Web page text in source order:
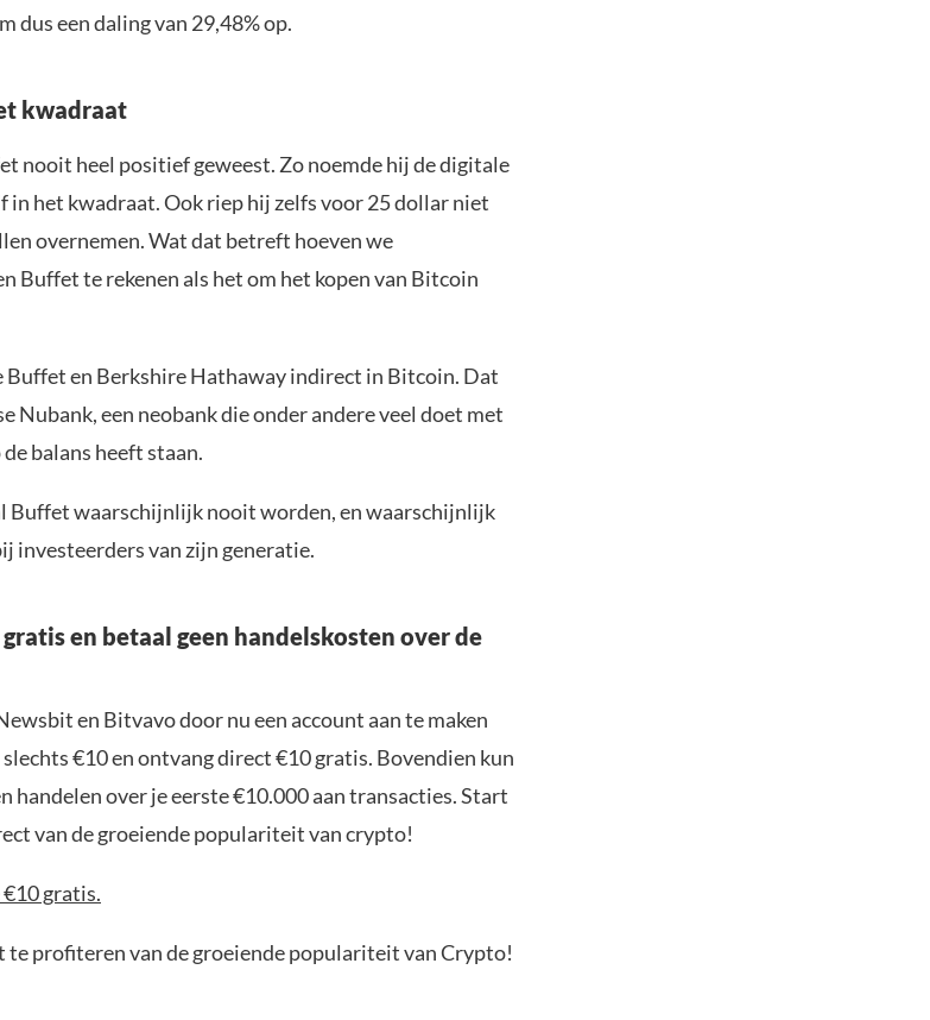
dus een daling van 29,48% op.
kwadraat
nooit heel positief geweest. Zo noemde hij de digitale
in het kwadraat. Ook riep hij zelfs voor 25 dollar niet
overnemen. Wat dat betreft hoeven we
Buffet te rekenen als het om het kopen van Bitcoin
Buffet en Berkshire Hathaway indirect in Bitcoin. Dat
Nubank, een neobank die onder andere veel doet met
balans heeft staan.
Buffet waarschijnlijk nooit worden, en waarschijnlijk
investeerders van zijn generatie.
en betaal geen handelskosten over de
en Bitvavo door nu een account aan te maken
€10 en ontvang direct €10 gratis. Bovendien kun
handelen over je eerste €10.000 aan transacties. Start
van de groeiende populariteit van crypto!
gratis.
te profiteren van de groeiende populariteit van Crypto!